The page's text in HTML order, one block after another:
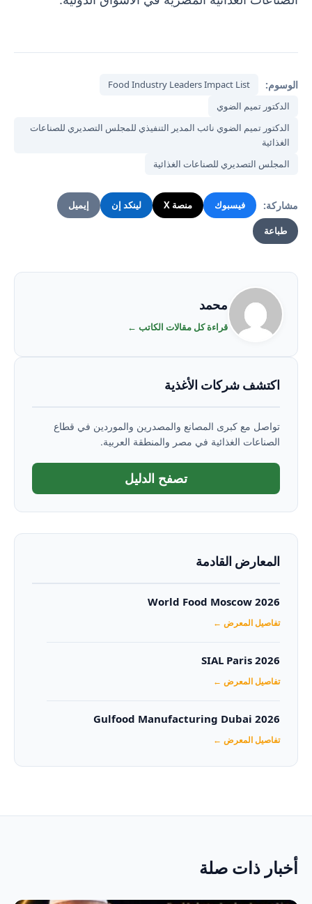
الوسوم:
Food Industry Leaders Impact List
الدكتور تميم الضوي
الدكتور تميم الضوي نائب المدير التنفيذي للمجلس التصديري للصناعات
الغذائية
المجلس التصديري للصناعات الغذائية
مشاركة: فيسبوك منصة X لينكد إن إيميل
طباعة
محمد
قراءة كل مقالات الكاتب ←
اكتشف شركات الأغذية
تواصل مع كبرى المصانع والمصدرين والموردين في قطاع
الصناعات الغذائية في مصر والمنطقة العربية.
تصفح الدليل
المعارض القادمة
World Food Moscow 2026
تفاصيل المعرض ←
SIAL Paris 2026
تفاصيل المعرض ←
Gulfood Manufacturing Dubai 2026‏
تفاصيل المعرض ←
أخبار ذات صلة